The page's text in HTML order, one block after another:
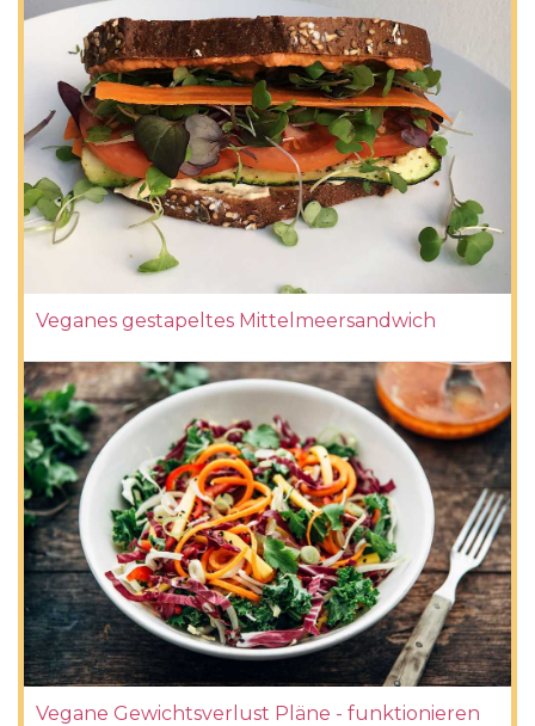
Veganes gestapeltes Mittelmeersandwich
Vegane Gewichtsverlust Pläne - funktionieren